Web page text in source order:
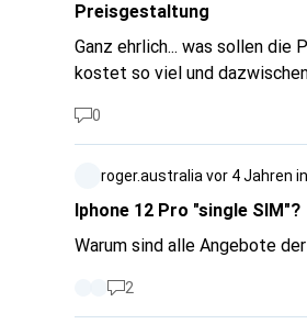
Preisgestaltung
Ganz ehrlich... was sollen die
kostet so viel und
0
roger.australia vor 4 Jahren in
Iphone 12 Pro "single SIM"?
Warum sind alle Angebote
2